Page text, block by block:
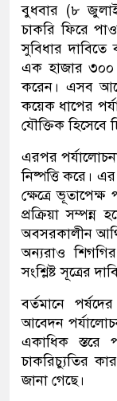
বুধবার (৮ জুলাই)
চাকরি ফিরে
সুবিধার দাবিতে
এক হাজার ৩০০
করেন। এসব
কয়েক ধাপের
যৌক্তিক হিসেবে
এরপর
নিষ্পত্তি করে।
ক্ষেত্রে
প্রক্রিয়া
অবসরকালীন
অন্যরাও
সংশ্লিষ্ট সূত্রের
বর্তমানে
আবেদন
একাধিক স্তরে
চাকরিচ্যুতির
জানা গেছে।